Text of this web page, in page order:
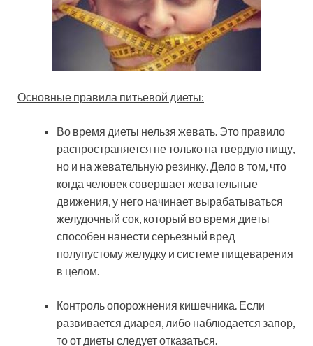
Основные правила питьевой диеты:
Во время диеты нельзя жевать. Это правило
распространяется не только на твердую пищу,
но и на жевательную резинку. Дело в том, что
когда человек совершает жевательные
движения, у него начинает вырабатываться
желудочный сок, который во время диеты
способен нанести серьезный вред
полупустому желудку и системе пищеварения
в целом.
Контроль опорожнения кишечника. Если
развивается диарея, либо наблюдается запор,
то от диеты следует отказаться.